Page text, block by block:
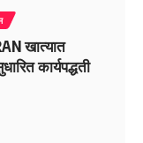
खात्यात
कार्यपद्धती